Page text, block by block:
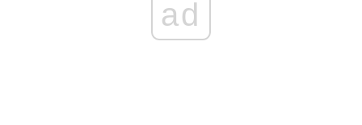
ad